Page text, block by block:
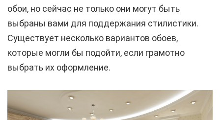
обои, но сейчас не только они могут быть
выбраны вами для поддержания стилистики.
Существует несколько вариантов обоев,
которые могли бы подойти, если грамотно
выбрать их оформление.